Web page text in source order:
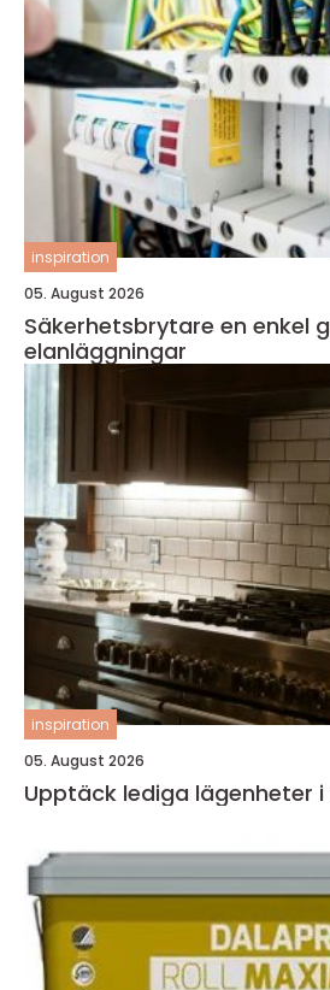
inspiration
05. August 2026
Säkerhetsbrytare en enkel guide till säkrare
elanläggningar
inspiration
05. August 2026
Upptäck lediga lägenheter i